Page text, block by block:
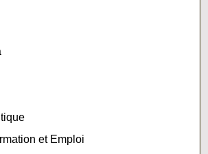
et Emploi